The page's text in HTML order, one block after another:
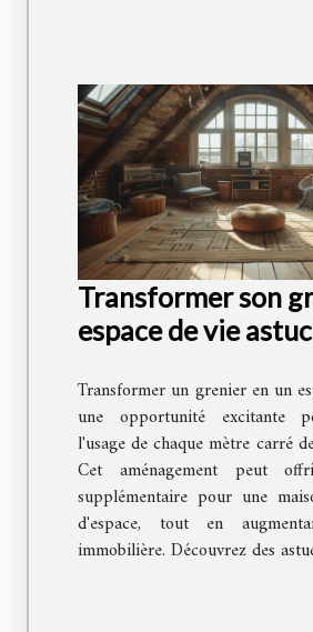
Transformer son
espace de vie
Transformer un grenier en un
une opportunité excitante
l'usage de chaque mètre carré
Cet aménagement peut
supplémentaire pour une
d'espace, tout en
immobilière. Découvrez des